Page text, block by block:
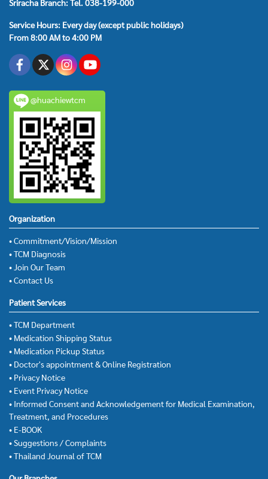
Service Hours: Every day (except public holidays)
From 8:00 AM to 4:00 PM
@huachiewtcm
Organization
• Commitment/Vision/Mission
• TCM Diagnosis
• Join Our Team
• Contact Us
Patient Services
• TCM Department
• Medication Shipping Status
• Medication Pickup Status
• Doctor's appointment & Online Registration
• Privacy Notice
• Event Privacy Notice
• Informed Consent and Acknowledgement for Medical Examination,
Treatment, and Procedures
• E-BOOK
• Suggestions / Complaints
• Thailand Journal of TCM